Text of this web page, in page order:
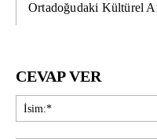
Ortadoğudaki Kültürel
CEVAP VER